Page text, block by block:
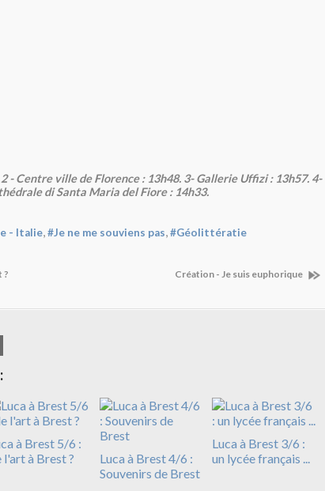
- Centre ville de Florence : 13h48. 3- Gallerie Uffizi : 13h57. 4-
di Santa Maria del Fiore : 14h33.
- Italie,#Je ne me souviens pas,#Géolittératie
? Création - Je suis euphorique
à Brest 5/6 :
l'art à Brest ?
Luca à Brest 4/6 :
Souvenirs de Brest
Luca à Brest 3/6 :
un lycée français ...